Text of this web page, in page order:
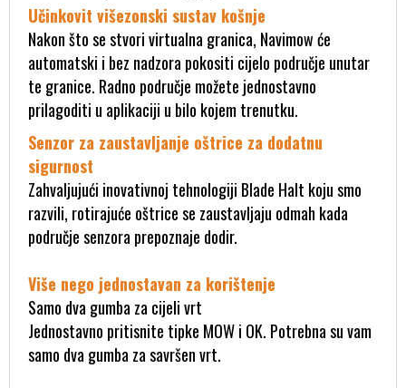
Učinkovit višezonski sustav košnje
Nakon što se stvori virtualna granica, Navimow će
automatski i bez nadzora pokositi cijelo područje unutar
te granice. Radno područje možete jednostavno
prilagoditi u aplikaciji u bilo kojem trenutku.
Senzor za zaustavljanje oštrice za dodatnu
sigurnost
Zahvaljujući inovativnoj tehnologiji Blade Halt koju smo
razvili, rotirajuće oštrice se zaustavljaju odmah kada
područje senzora prepoznaje dodir.
Više nego jednostavan za korištenje
Samo dva gumba za cijeli vrt
Jednostavno pritisnite tipke MOW i OK. Potrebna su vam
samo dva gumba za savršen vrt.